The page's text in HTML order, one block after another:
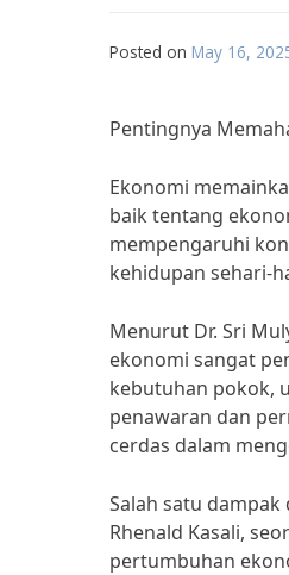
Posted on May 16,
Pentingnya
Ekonomi
baik tentang
mempengaruhi
kehidupan sehari-
Menurut Dr. Sri
ekonomi sangat
kebutuhan pokok,
penawaran dan
cerdas dalam
Salah satu
Rhenald Kasali,
pertumbuhan